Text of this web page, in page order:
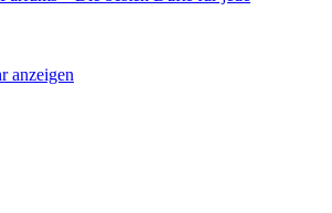
anzeigen